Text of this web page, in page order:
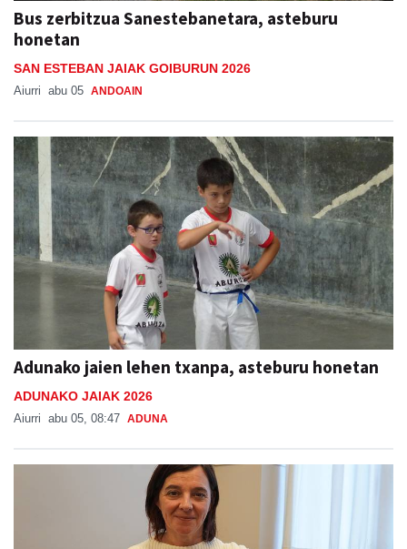
Bus zerbitzua Sanestebanetara, asteburu
honetan
SAN ESTEBAN JAIAK GOIBURUN 2026
Aiurri abu 05 ANDOAIN
Adunako jaien lehen txanpa, asteburu honetan
ADUNAKO JAIAK 2026
Aiurri abu 05, 08:47 ADUNA